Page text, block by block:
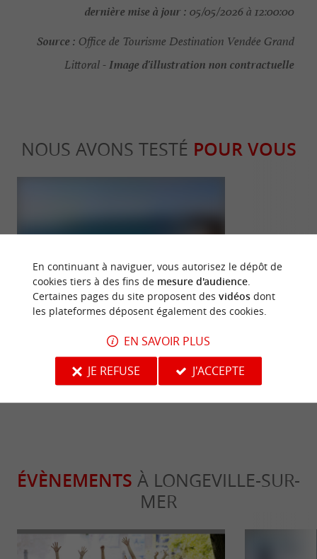
dernière mise à jour : 05/05/2026 à 12:00:00
Source : Office de Tourisme Destination Vendée Grand
Littoral -Image d'illustration non contractuelle
NOUS AVONS TESTÉ POUR VOUS
Longeville-sur-Mer, une station
familiale qui s’anime toute l’année en
4,1 km - Longeville-sur-Mer
Familiale
ÉVÈNEMENTS À LONGEVILLE-SUR-
MER
En continuant à naviguer, vous autorisez le dépôt de
cookies tiers à des fins de mesure d'audience.
Certaines pages du site proposent des vidéosdont
les plateformes déposent également des cookies.
EN SAVOIR PLUS
JE REFUSE
J'ACCEPTE